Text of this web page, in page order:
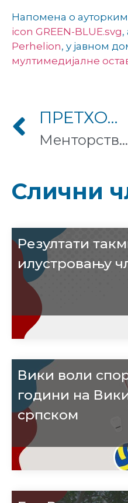
Напомена о
icon GREEN-BLUE.svg,
Perhelion, у јавном
мултимедијалне
ПРЕТХОДНИ ЧЛАНАК
Менторство на Википедији
Слични
Резултати
илустровању
Вики воли
години на
српском